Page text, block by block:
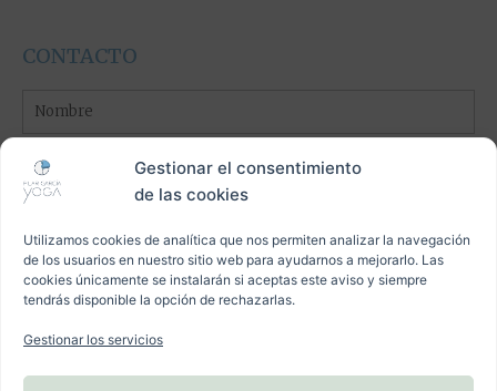
Gestionar el consentimiento
de las cookies
Utilizamos cookies de analítica que nos permiten analizar la navegación
de los usuarios en nuestro sitio web para ayudarnos a mejorarlo. Las
cookies únicamente se instalarán si aceptas este aviso y siempre
tendrás disponible la opción de rechazarlas.
Gestionar los servicios
CONTACTO
Nombre
Apellidos
Mensaje